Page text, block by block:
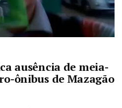
ausência de meia-
ônibus de Mazagão